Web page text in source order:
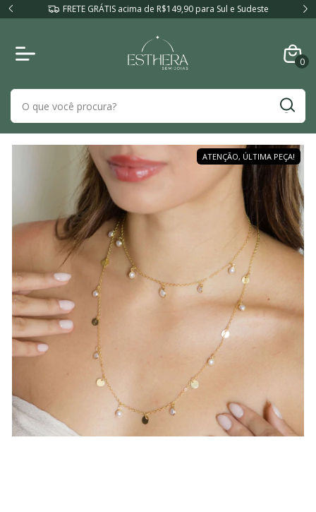
FRETE GRÁTIS acima de R$149,90 para Sul e Sudeste
0
ATENÇÃO, ÚLTIMA PEÇA!